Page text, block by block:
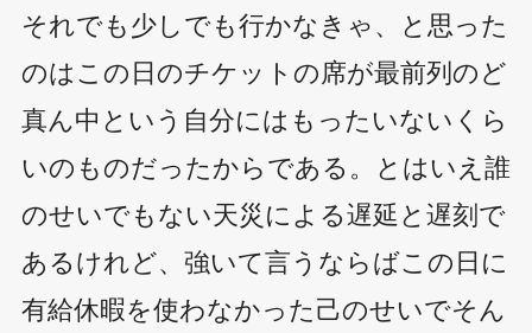
それでも少しでも行かなきゃ、と思った
のはこの日のチケットの席が最前列のど
真ん中という自分にはもったいないくら
いのものだったからである。とはいえ誰
のせいでもない天災による遅延と遅刻で
あるけれど、強いて言うならばこの日に
有給休暇を使わなかった己のせいでそん